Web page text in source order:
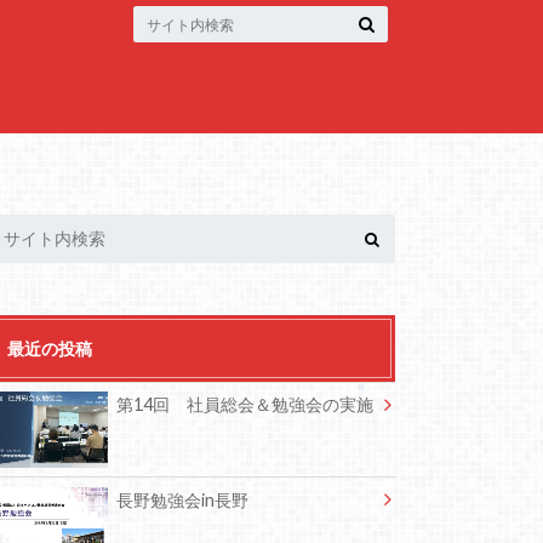
最近の投稿
第14回 社員総会＆勉強会の実施
長野勉強会in長野